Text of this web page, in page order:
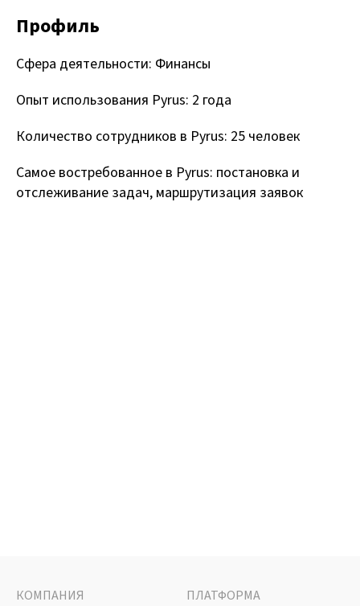
Профиль
Сфера деятельности: Финансы
Опыт использования Pyrus: 2 года
Количество сотрудников в Pyrus: 25 человек
Самое востребованное в Pyrus: постановка и
отслеживание задач, маршрутизация заявок
КОМПАНИЯ ПЛАТФОРМА